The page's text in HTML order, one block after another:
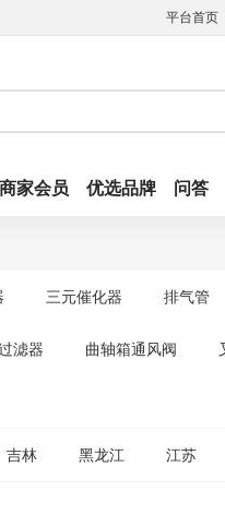
平台首页
商家会员 优选品牌 问答
三元催化器 排气管
滤器 曲轴箱通风阀
吉林 黑龙江 江苏